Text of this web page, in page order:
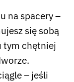
na spacery –
się sobą
tym chętniej
– jeśli